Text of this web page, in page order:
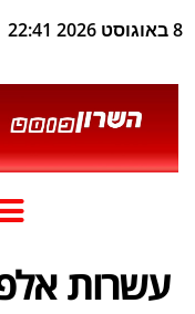
8 באוגוסט 2026 22:41
עשרות